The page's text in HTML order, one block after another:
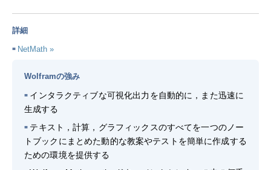
詳細
NetMath
Wolframの強み
インタラクティブな可視化出力を自動的に，また迅速に
生成する
テキスト，計算，グラフィックスのすべてを一つのノー
トブックにまとめた動的な教案やテストを簡単に作成する
ための環境を提供する